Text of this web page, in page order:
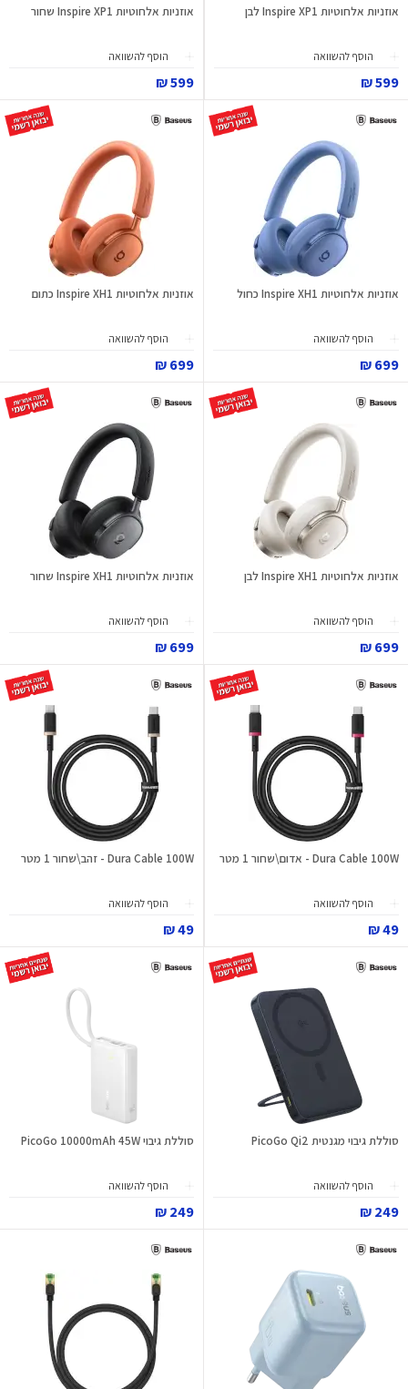
אוזניות אלחוטיות Inspire XP1 לבן
הוסף להשוואה
599 ₪
אוזניות אלחוטיות Inspire XP1 שחור
הוסף להשוואה
599 ₪
אוזניות אלחוטיות Inspire XH1 כחול
הוסף להשוואה
699 ₪
אוזניות אלחוטיות Inspire XH1 כתום
הוסף להשוואה
699 ₪
אוזניות אלחוטיות Inspire XH1 לבן
הוסף להשוואה
699 ₪
אוזניות אלחוטיות Inspire XH1 שחור
הוסף להשוואה
699 ₪
Dura Cable 100W - אדום\שחור 1 מטר
הוסף להשוואה
49 ₪
Dura Cable 100W - זהב\שחור 1 מטר
הוסף להשוואה
49 ₪
סוללת גיבוי מגנטית PicoGo Qi2
הוסף להשוואה
249 ₪
סוללת גיבוי PicoGo 10000mAh 45W
הוסף להשוואה
249 ₪